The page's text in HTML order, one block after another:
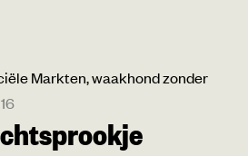
Markten, waakhond zonder